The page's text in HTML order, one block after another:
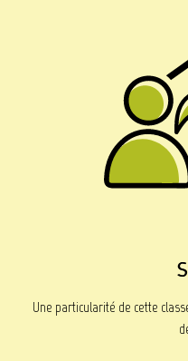
Une particularité de cette